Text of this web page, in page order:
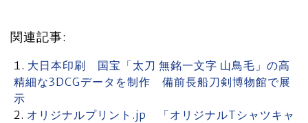
関連記事:
大日本印刷 国宝「太刀 無銘一文字 山鳥毛」の高
精細な3DCGデータを制作 備前長船刀剣博物館で展
示
オリジナルプリント.jp 「オリジナルTシャツキャ